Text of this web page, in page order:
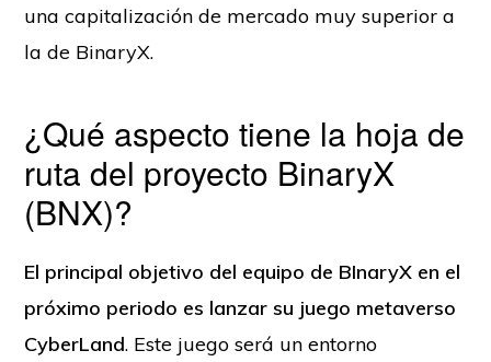
una capitalización de mercado muy superior a
la de BinaryX.
¿Qué aspecto tiene la hoja de
ruta del proyecto BinaryX
(BNX)?
El principal objetivo del equipo de BInaryX en el
próximo periodo es lanzar su juego metaverso
CyberLand. Este juego será un entorno
comercial Coin Kickoff.
Número de empresa 10490224
Dirección: 2nd Floor 167-169 Great Portland Street, Londres, Reino
Unido, W1W 5PF